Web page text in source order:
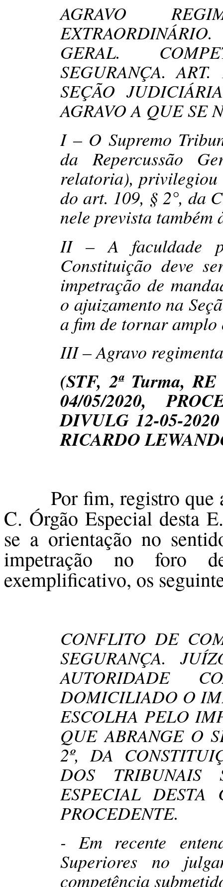
AGRAVO
GERAL.
SEGURANÇA.
SEÇÃO
AGRAVO A QUE SE
I – O Supremo
da Repercussão
relatoria), privilegiou
do art. 109, § 2°, da
nele prevista
II – A faculdade
Constituição deve
impetração de
o ajuizamento na
a fim de tornar
III – Agravo
(STF, 2ª Turma,
04/05/2020,
DIVULG 12-05-
RICARDO
Por fim, registro que
C. Órgão Especial desta
se a orientação no
impetração no foro
exemplificativo, os
CONFLITO DE
SEGURANÇA.
AUTORIDADE
DOMICILIADO O
ESCOLHA PELO
QUE ABRANGE O
2º, DA
DOS TRIBUNAIS
ESPECIAL DESTA
PROCEDENTE.
- Em recente
Superiores no
competência